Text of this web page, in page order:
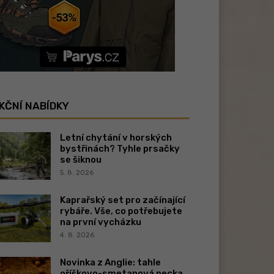
NABÍDKY
Letní chytání v horských
bystřinách? Tyhle prsačky
se šiknou
5. 8. 2026
Kaprařský set pro začínající
rybáře. Vše, co potřebujete
na první vycházku
4. 8. 2026
Novinka z Anglie: tahle